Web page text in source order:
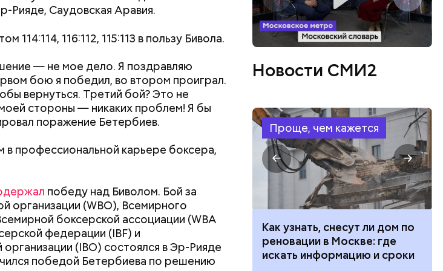
Рияде, Саудовская Аравия.
114:114, 116:112, 115:113 в пользу Бивола.
— не мое дело. Я поздравляю
бою я победил, во втором проиграл.
вернуться. Третий бой? Это не
стороны — никаких проблем! Я бы
поражение Бетербиев.
профессиональной карьере боксера,
победу над Биволом. Бой за
организации (WBO), Всемирного
боксерской ассоциации (WBA
федерации (IBF) и
(IBO) состоялся в Эр-Рияде
победой Бетербиева по решению
вернулось жить в столицу. Лев
в команде любителей. Достигнув
служить. В солдате
Аркадий Чернышев: он
сборную.
Новости СМИ2
Проще, чем кажется
дома и
Как получить до 100 тысяч
рублей от государства при
трудной ситуации: кто может
Как узнать, снесут ли дом по
реновации в Москве: где
искать информацию и сроки